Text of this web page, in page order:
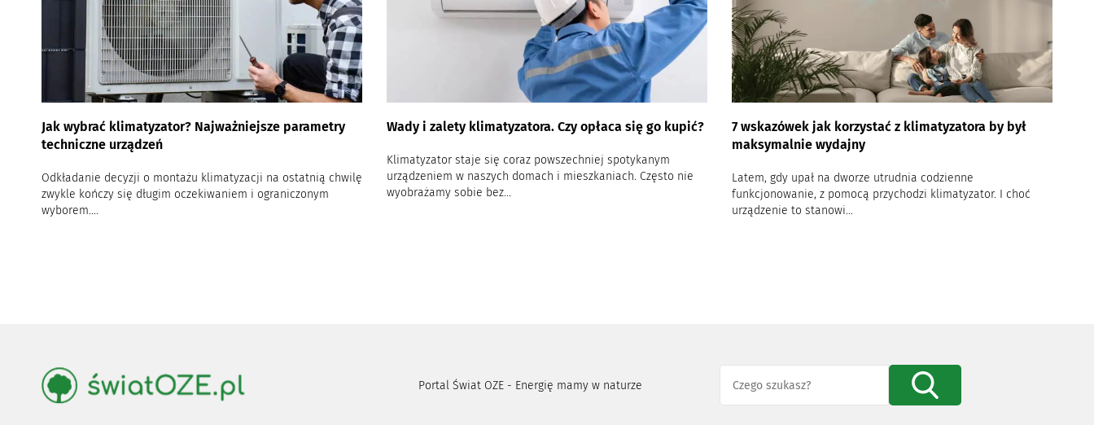
Jak wybrać klimatyzator? Najważniejsze parametry
techniczne urządzeń
Odkładanie decyzji o montażu klimatyzacji na ostatnią chwilę
zwykle kończy się długim oczekiwaniem i ograniczonym
wyborem....
Wady i zalety klimatyzatora. Czy opłaca się go kupić?
Klimatyzator staje się coraz powszechniej spotykanym
urządzeniem w naszych domach i mieszkaniach. Często nie
wyobrażamy sobie bez...
7 wskazówek jak korzystać z klimatyzatora by był
maksymalnie wydajny
Latem, gdy upał na dworze utrudnia codzienne
funkcjonowanie, z pomocą przychodzi klimatyzator. I choć
urządzenie to stanowi...
Portal Świat OZE - Energię mamy w naturze